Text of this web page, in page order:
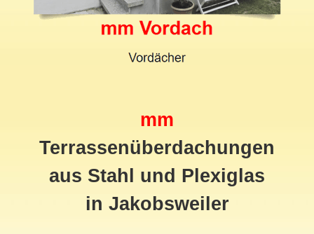
mm
Terrassenüberdachungen
aus Stahl und Plexiglas
in Jakobsweiler